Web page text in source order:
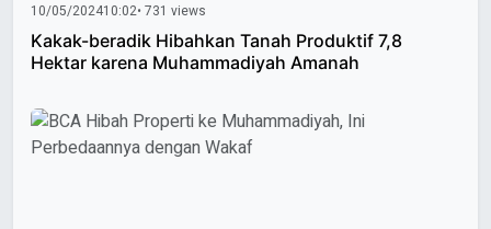
10/05/202410:02• 731 views
Kakak-beradik Hibahkan Tanah Produktif 7,8
Hektar karena Muhammadiyah Amanah